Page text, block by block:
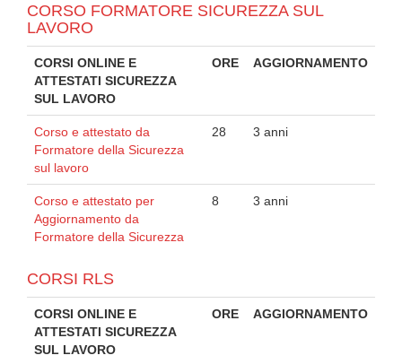
CORSO FORMATORE SICUREZZA SUL
LAVORO
CORSI ONLINE E
ATTESTATI SICUREZZA
SUL LAVORO
ORE AGGIORNAMENTO
Corso e attestato da
Formatore della Sicurezza
sul lavoro
28 3 anni
Corso e attestato per
Aggiornamento da
Formatore della Sicurezza
8 3 anni
CORSI RLS
CORSI ONLINE E
ATTESTATI SICUREZZA
SUL LAVORO
ORE AGGIORNAMENTO